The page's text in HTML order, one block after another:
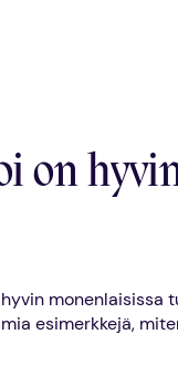
on
monenlaisissa
esimerkkejä,